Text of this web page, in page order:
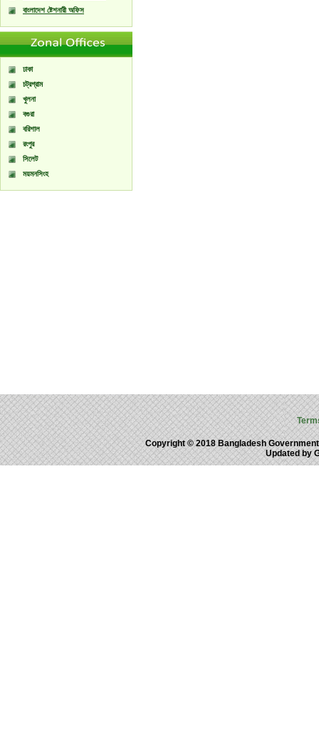
বাংলাদেশ ষ্টেশনারী অফিস
ঢাকা
চট্রগ্রাম
খুলনা
বগুরা
বরিশাল
রংপুর
সিলেট
ময়মনসিংহ
Copyright © 2018 Bangladesh
Updated by